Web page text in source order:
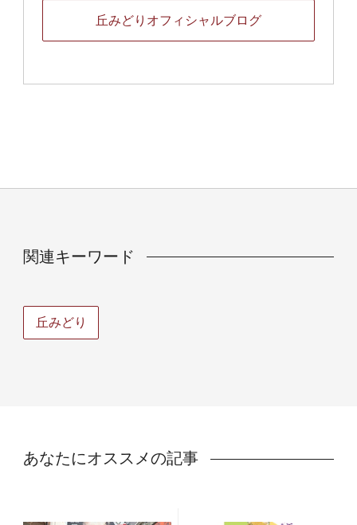
丘みどりオフィシャルブログ
関連キーワード
丘みどり
あなたにオススメの記事